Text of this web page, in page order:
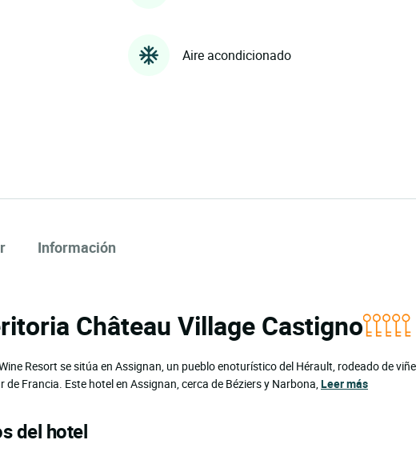
Aire acondicionado
Información
Château Village Castigno
Resort se sitúa en Assignan, un pueblo enoturístico del Hérault, rodeado de
Francia. Este hotel en Assignan, cerca de Béziers y Narbona, Leer más
del hotel